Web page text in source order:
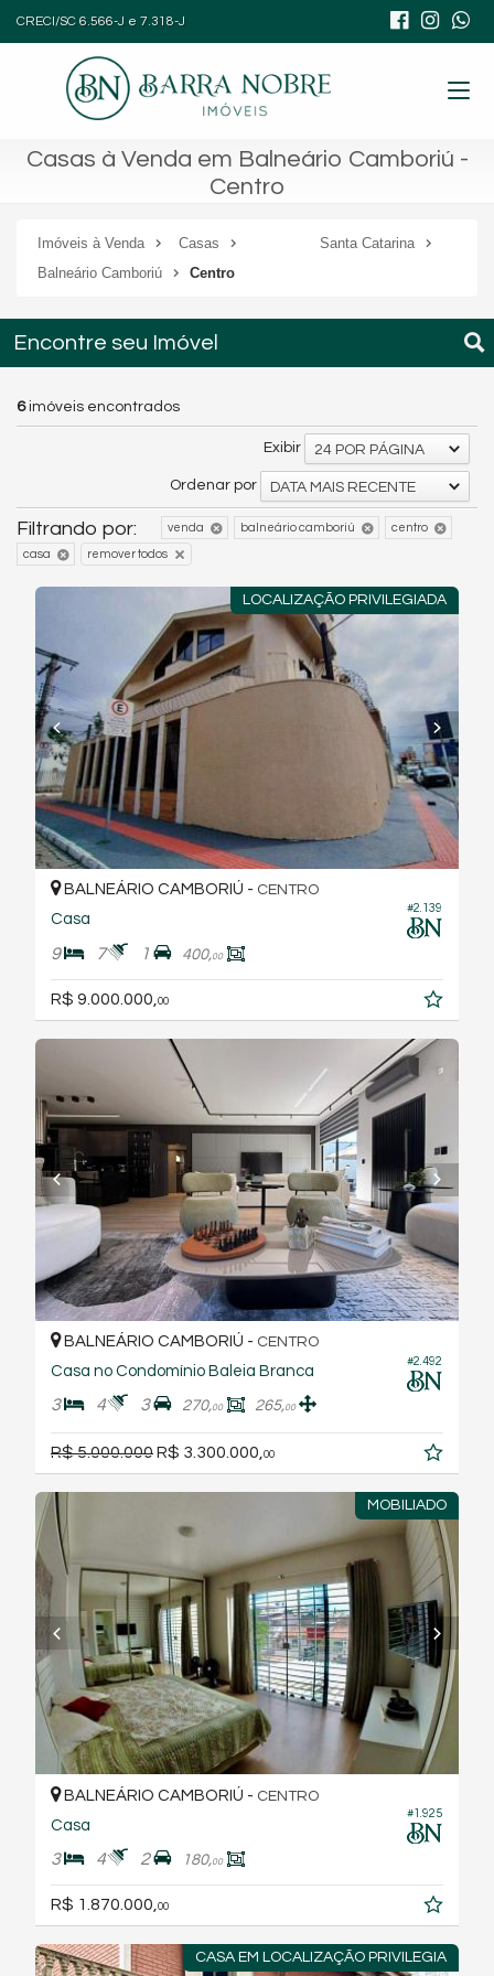
CRECI/SC 6.566-J e 7.318-J
Casas à Venda em Balneário Camboriú -
Centro
Imóveis à Venda Casas
Santa Catarina
Balneário Camboriú
Centro
Encontre seu Imóvel
6imóveis encontrados
Exibir 24 POR PÁGINA
Ordenar por DATA MAIS RECENTE
Filtrando por: venda balneário camboriú centro
casa remover todos
LOCALIZAÇÃO PRIVILEGIADA
#2.139
BALNEÁRIO CAMBORIÚ - CENTRO
Casa
9 7 1 400,00
R$ 9.000.000, 00
#2.492
BALNEÁRIO CAMBORIÚ - CENTRO
Casa no Condomínio Baleia Branca
3 4 3 270,00 265,00
R$ 5.000.000R$ 3.300.000,00
MOBILIADO
#1.925
BALNEÁRIO CAMBORIÚ - CENTRO
Casa
3 4 2 180,00
R$ 1.870.000, 00
CASA EM LOCALIZAÇÃO PRIVILEGIA